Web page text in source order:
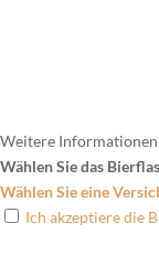
Weitere Informationen
Wählen Sie das
Wählen Sie eine
Ich akzeptiere die